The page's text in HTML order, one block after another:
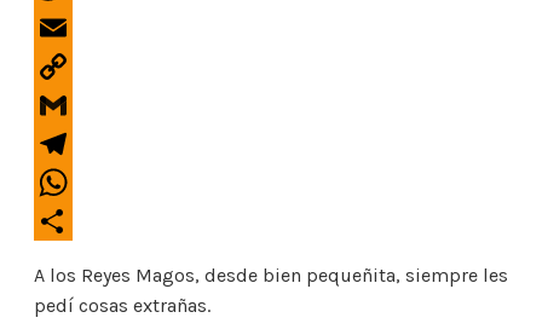
a
c
e
b
k
T
t
t
e
r
E
m
a
C
y
L
i
n
k
G
m
a
T
l
e
r
W
h
a
t
o
m
A los Reyes Magos, desde bien pequeñita, siempre les
pedí cosas extrañas.